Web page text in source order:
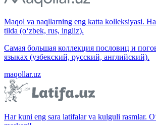
Maqol va naqllarning eng katta kolleksiyasi.
tilda (o‘zbek, rus, ingliz).
Самая большая коллекция пословиц и
языках (узбекский, русский, английский).
maqollar.uz
Har kuni eng sara latifalar va kulguli rasmlar.